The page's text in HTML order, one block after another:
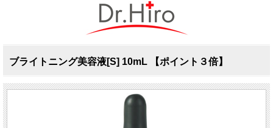
ブライトニング美容液[S] 10mL 【ポイント３倍】